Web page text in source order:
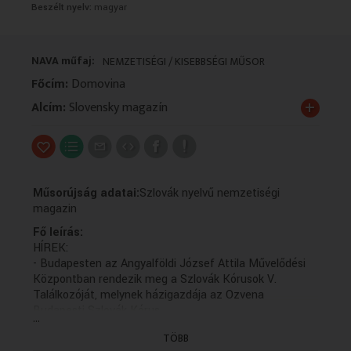
Beszélt nyelv: magyar
NAVA műfaj: NEMZETISÉGI / KISEBBSÉGI MŰSOR
Főcím: Domovina
Alcím: Slovensky magazín +
Műsorújság adatai:Szlovák nyelvű nemzetiségi
magazin
Fő leírás:
HÍREK:
- Budapesten az Angyalföldi József Attila Művelődési
Központban rendezik meg a Szlovák Kórusok V.
Találkozóját, melynek házigazdája az Ozvena
- A Szegedi Szlovákok Egyesülete és a Szegedi Szlovák
Kisebbségi Önkormányzat közönségtalálkozót szervez
...
TÖBB